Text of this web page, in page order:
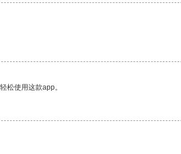
松使用这款app。